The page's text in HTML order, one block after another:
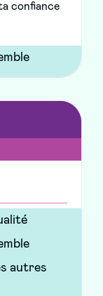
confiance
à
poser sur ta
potes, au
!